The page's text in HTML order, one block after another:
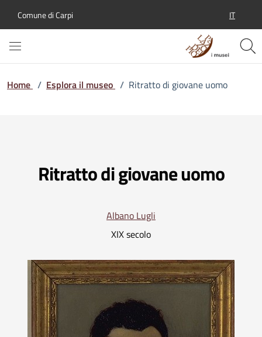
Comune di Carpi IT
Home / Esplora il museo / Ritratto di giovane uomo
Ritratto di giovane uomo
Albano Lugli
XIX secolo